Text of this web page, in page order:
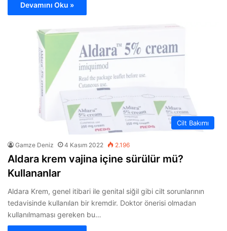
Devamını Oku »
Cilt Bakımı
Gamze Deniz 4 Kasım 2022 2.196
Aldara krem vajina içine sürülür mü?
Kullananlar
Aldara Krem, genel itibari ile genital siğil gibi cilt sorunlarının
tedavisinde kullanılan bir kremdir. Doktor önerisi olmadan
kullanılmaması gereken bu…